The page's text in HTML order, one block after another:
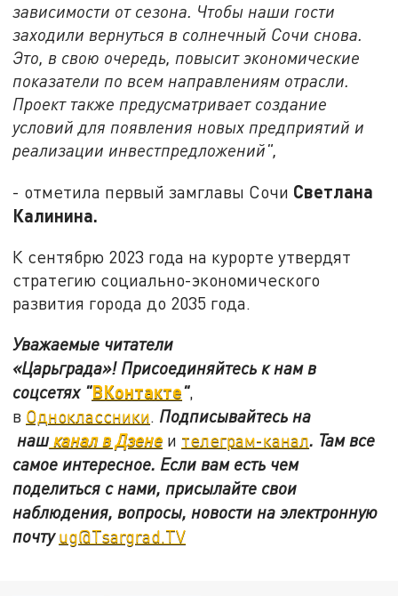
зависимости от сезона. Чтобы наши гости
заходили вернуться в солнечный Сочи снова.
Это, в свою очередь, повысит экономические
показатели по всем направлениям отрасли.
Проект также предусматривает создание
условий для появления новых предприятий и
реализации инвестпредложений",
- отметила первый замглавы Сочи Светлана
Калинина.
К сентябрю 2023 года на курорте утвердят
стратегию социально-экономического
развития города до 2035 года.
Уважаемые читатели
«Царьграда»! Присоединяйтесь к нам в
соцсетях "ВКонтакте",
в Одноклассники. Подписывайтесь на
нашканал в Дзене и телеграм-канал. Там все
самое интересное. Если вам есть чем
поделиться с нами, присылайте свои
наблюдения, вопросы, новости на электронную
почтуug@Tsargrad.TV